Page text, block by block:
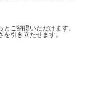
ご納得いただけます。
引き立たせます。